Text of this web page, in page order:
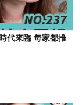
代來臨 每家都推